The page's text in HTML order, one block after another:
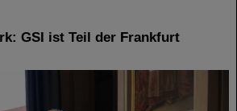
GSI ist Teil der Frankfurt